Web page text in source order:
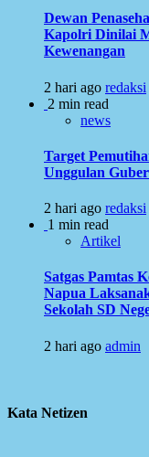
Dewan
Kapolri Dinilai
Kewenangan
2 hari ago redaksi
2 min read
news
Target
Unggulan
2 hari ago redaksi
1 min read
Artikel
Satgas Pamtas
Napua
Sekolah SD
2 hari ago admin
Kata Netizen